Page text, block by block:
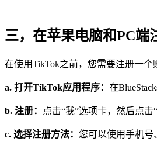
三，在苹果电脑和PC端
在使用TikTok之前，您需要注册一个
a. 打开TikTok应用程序： 在
b. 注册： 点击“我”选项卡，然后点击“
c. 选择注册方法： 您可以使用手机号